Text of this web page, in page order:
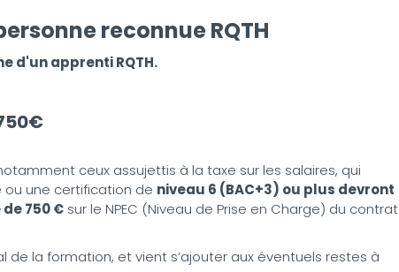
reconnue RQTH
d'un apprenti RQTH.
ceux assujettis à la taxe sur les salaires, qui
une certification de niveau 6 (BAC+3) ou plus devront
750 € sur le NPEC (Niveau de Prise en Charge) du contrat
la formation, et vient s’ajouter aux éventuels restes à